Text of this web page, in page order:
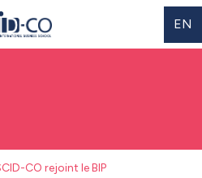
EN
CO rejoint le BIP